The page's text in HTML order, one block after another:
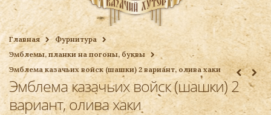
Список желаемого
Ваша корзина
Главная
Фурнитура
Эмблемы, планки на погоны, буквы
Эмблема казачьих войск (шашки) 2 вариант, олива хаки
Эмблема казачьих войск (шашки) 2
вариант, олива хаки